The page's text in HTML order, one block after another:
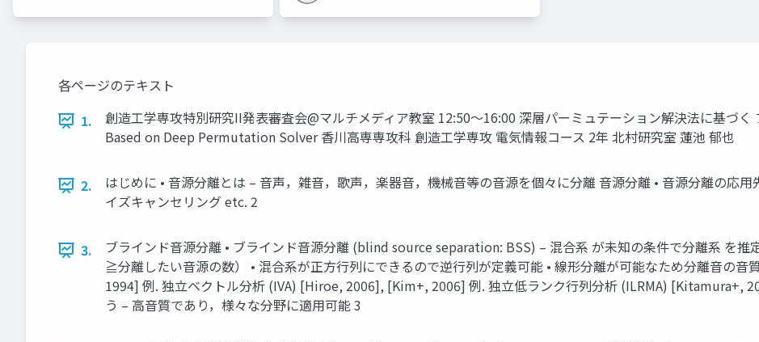
各ページのテキスト
1.
創造工学専攻特別研究II発表審査会@マルチメディア教室 12:50〜16:00 深層パーミュテーション解決法に基づ
Based on Deep Permutation Solver 香川高専専攻科 創造工学専攻 電気情報コース 2年 北村研究室 蓮池 郁也
2.
はじめに • 音源分離とは – 音声，雑音，歌声，楽器音，機械音等の音源を個々に分離 音源分離 • 音源分離の応用
イズキャンセリング etc. 2
3.
ブラインド音源分離 • ブラインド音源分離 (blind source separation: BSS) – 混合系 が未知の条件で分離系 を推
≧分離したい音源の数） • 混合系が正方行列にできるので逆行列が定義可能 • 線形分離が可能なため分離音の音
1994] 例. 独立ベクトル分析 (IVA) [Hiroe, 2006], [Kim+, 2006] 例. 独立低ランク行列分析 (ILRMA) [Kitamura+,
う – 高音質であり，様々な分野に適用可能 3